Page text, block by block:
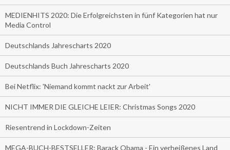
MEDIENHITS 2020: Die Erfolgreichsten in fünf Kategorien hat nur
Media Control
Deutschlands Jahrescharts 2020
Deutschlands Buch Jahrescharts 2020
Bei Netflix: 'Niemand kommt nackt zur Arbeit'
NICHT IMMER DIE GLEICHE LEIER: Christmas Songs 2020
Riesentrend in Lockdown-Zeiten
MEGA-BUCH-BESTSELLER: Barack Obama - Ein verheißenes Land